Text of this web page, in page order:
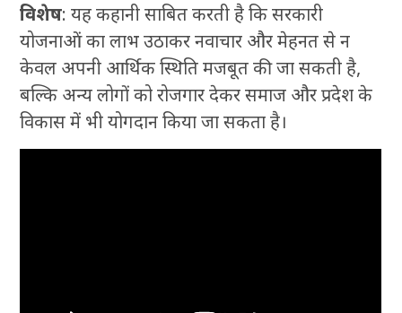
विशेष: यह कहानी साबित करती है कि सरकारी
योजनाओं का लाभ उठाकर नवाचार और मेहनत से न
केवल अपनी आर्थिक स्थिति मजबूत की जा सकती है,
बल्कि अन्य लोगों को रोजगार देकर समाज और प्रदेश के
विकास में भी योगदान किया जा सकता है।